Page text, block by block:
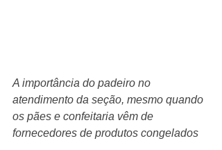
A importância do padeiro no
atendimento da seção, mesmo quando
os pães e confeitaria vêm de
fornecedores de produtos congelados